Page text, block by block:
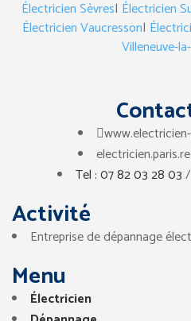
Électricien Sèvres| Électricien
Électricien Vaucresson|
Villeneuve-
Tel : 07 82 03 28 03/
Activité
Entreprise de dépannage
Menu
Électricien